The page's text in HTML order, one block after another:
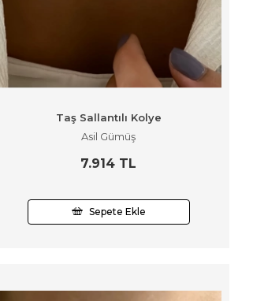
Taş Sallantılı Kolye
Asil Gümüş
7.914 TL
Sepete Ekle